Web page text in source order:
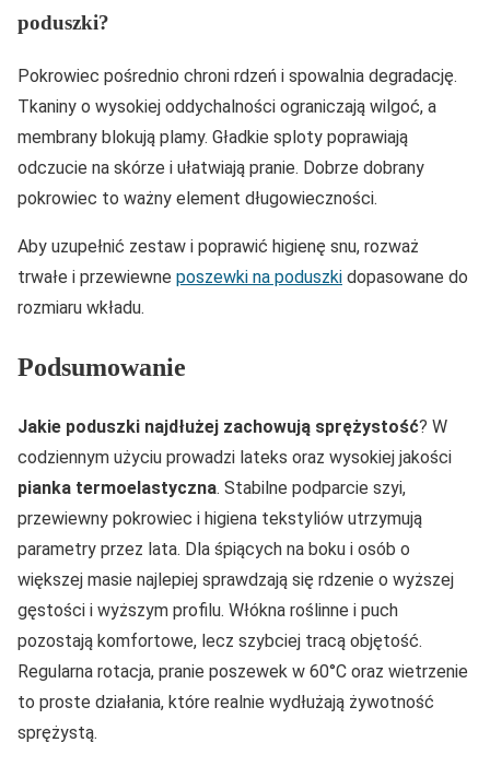
poduszki?
Pokrowiec pośrednio chroni rdzeń i spowalnia degradację.
Tkaniny o wysokiej oddychalności ograniczają wilgoć, a
membrany blokują plamy. Gładkie sploty poprawiają
odczucie na skórze i ułatwiają pranie. Dobrze dobrany
pokrowiec to ważny element długowieczności.
Aby uzupełnić zestaw i poprawić higienę snu, rozważ
trwałe i przewiewne poszewki na poduszki dopasowane do
rozmiaru wkładu.
Podsumowanie
Jakie poduszki najdłużej zachowują sprężystość? W
codziennym użyciu prowadzi lateks oraz wysokiej jakości
pianka termoelastyczna. Stabilne podparcie szyi,
przewiewny pokrowiec i higiena tekstyliów utrzymują
parametry przez lata. Dla śpiących na boku i osób o
większej masie najlepiej sprawdzają się rdzenie o wyższej
gęstości i wyższym profilu. Włókna roślinne i puch
pozostają komfortowe, lecz szybciej tracą objętość.
Regularna rotacja, pranie poszewek w 60°C oraz wietrzenie
to proste działania, które realnie wydłużają żywotność
sprężystą.